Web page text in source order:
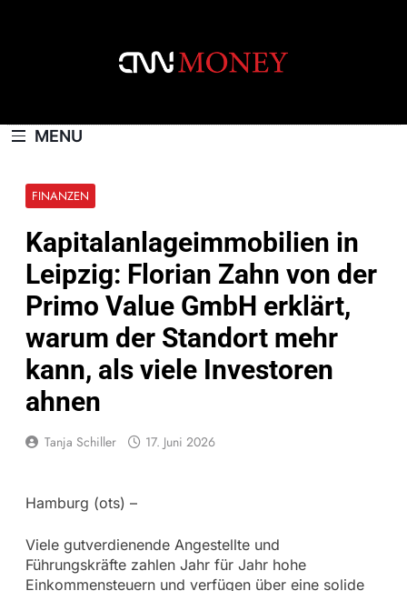
MENU
FINANZEN
Kapitalanlageimmobilien in
Leipzig: Florian Zahn von der
Primo Value GmbH erklärt,
warum der Standort mehr
kann, als viele Investoren
ahnen
Tanja Schiller 17. Juni 2026
Hamburg (ots) –
Viele gutverdienende Angestellte und
Führungskräfte zahlen Jahr für Jahr hohe
Einkommensteuern und verfügen über eine solide